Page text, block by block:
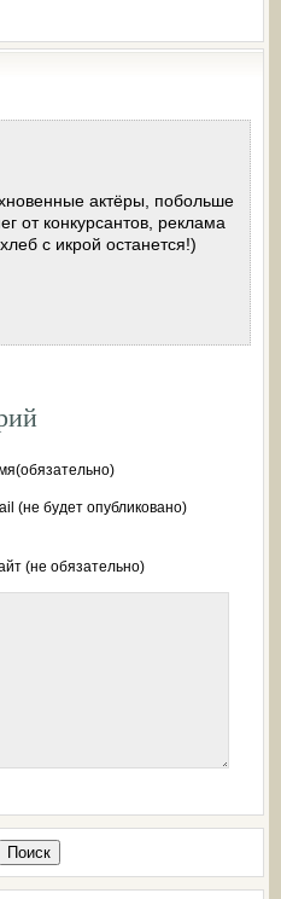
актёры, побольше
от конкурсантов, реклама
с икрой останется!)
(не будет опубликовано)
(не обязательно)